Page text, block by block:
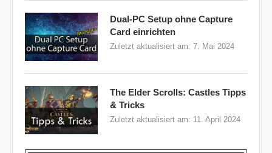
Dual-PC Setup ohne Capture
Card einrichten
Zuletzt aktualisiert am: 7. Mai 2024
The Elder Scrolls: Castles Tipps
& Tricks
Zuletzt aktualisiert am: 11. April 2024